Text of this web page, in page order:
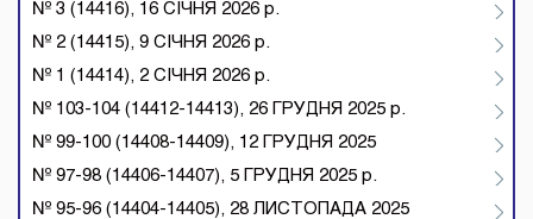
№ 3 (14416), 16 СІЧНЯ 2026 р.
№ 2 (14415), 9 СІЧНЯ 2026 р.
№ 1 (14414), 2 СІЧНЯ 2026 р.
№ 103-104 (14412-14413), 26 ГРУДНЯ 2025 р.
№ 99-100 (14408-14409), 12 ГРУДНЯ 2025
№ 97-98 (14406-14407), 5 ГРУДНЯ 2025 р.
№ 95-96 (14404-14405), 28 ЛИСТОПАДА 2025